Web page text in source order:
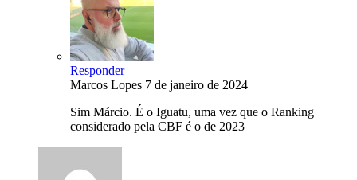
Responder
Marcos Lopes 7 de janeiro de 2024
Sim Márcio. É o Iguatu, uma vez que o Ranking
considerado pela CBF é o de 2023